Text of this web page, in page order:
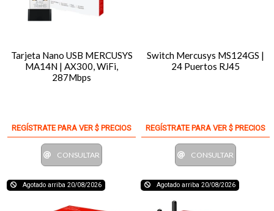
Tarjeta Nano USB MERCUSYS
MA14N | AX300, WiFi,
287Mbps
REGÍSTRATE PARA VER $ PRECIOS
CONSULTAR
Switch Mercusys MS124GS |
24 Puertos RJ45
REGÍSTRATE PARA VER $ PRECIOS
CONSULTAR
Agotado arriba 20/08/2026 Agotado arriba 20/08/2026